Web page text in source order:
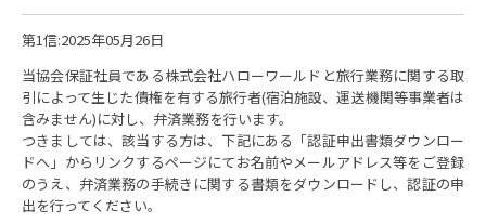
第1信:2025年05月26日
当協会保証社員である株式会社ハローワールドと旅行業務に関する取
引によって生じた債権を有する旅行者(宿泊施設、運送機関等事業者は
含みません)に対し、弁済業務を行います。
つきましては、該当する方は、下記にある「認証申出書類ダウンロー
ドへ」からリンクするページにてお名前やメールアドレス等をご登録
のうえ、弁済業務の手続きに関する書類をダウンロードし、認証の申
出を行ってください。